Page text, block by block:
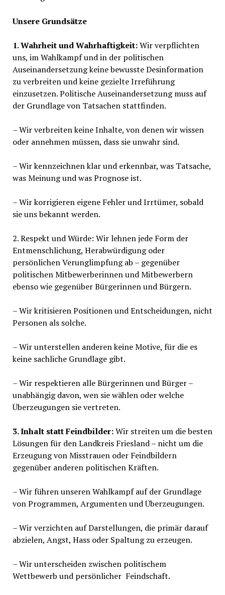
Unsere Grundsätze
1. Wahrheit und Wahrhaftigkeit:Wir verpflichten
uns, im Wahlkampf und in der politischen
Auseinandersetzung keine bewusste Desinformation
zu verbreiten und keine gezielte Irreführung
einzusetzen. Politische Auseinandersetzung muss auf
der Grundlage von Tatsachen stattfinden.
– Wir verbreiten keine Inhalte, von denen wir wissen
oder annehmen müssen, dass sie unwahr sind.
– Wir kennzeichnen klar und erkennbar, was Tatsache,
was Meinung und was Prognose ist.
– Wir korrigieren eigene Fehler und Irrtümer, sobald
sie uns bekannt werden.
2. Respekt und Würde: Wir lehnen jede Form der
Entmenschlichung, Herabwürdigung oder
persönlichen Verunglimpfung ab – gegenüber
politischen Mitbewerberinnen und Mitbewerbern
ebenso wie gegenüber Bürgerinnen und Bürgern.
– Wir kritisieren Positionen und Entscheidungen, nicht
Personen als solche.
– Wir unterstellen anderen keine Motive, für die es
keine sachliche Grundlage gibt.
– Wir respektieren alle Bürgerinnen und Bürger –
unabhängig davon, wen sie wählen oder welche
Überzeugungen sie vertreten.
3. Inhalt statt Feindbilder:Wir streiten um die besten
Lösungen für den Landkreis Friesland – nicht um die
Erzeugung von Misstrauen oder Feindbildern
gegenüber anderen politischen Kräften.
– Wir führen unseren Wahlkampf auf der Grundlage
von Programmen, Argumenten und Überzeugungen.
– Wir verzichten auf Darstellungen, die primär darauf
abzielen, Angst, Hass oder Spaltung zu erzeugen.
– Wir unterscheiden zwischen politischem
Wettbewerb und persönlicher Feindschaft.